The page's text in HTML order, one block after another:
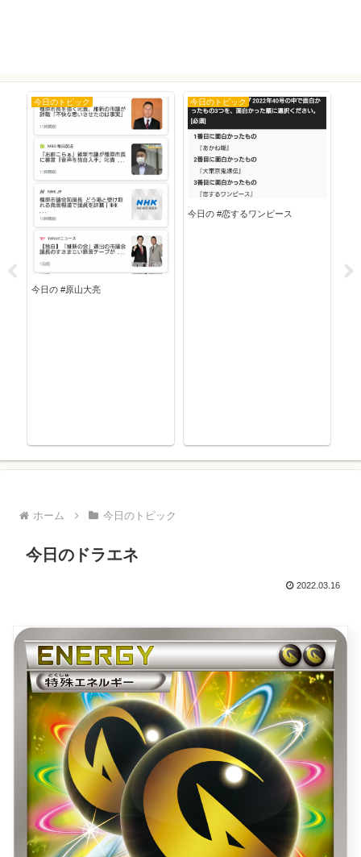
今日のトピック
今日の #原山大亮
今日のトピック
今日の #恋するワンピース
ホーム 今日のトピック
今日のドラエネ
2022.03.16